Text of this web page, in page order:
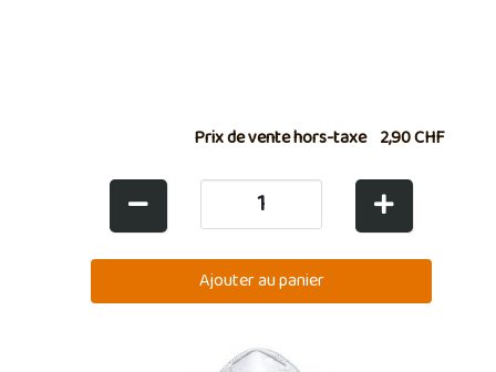
Prix de vente hors-taxe 2,90 CHF